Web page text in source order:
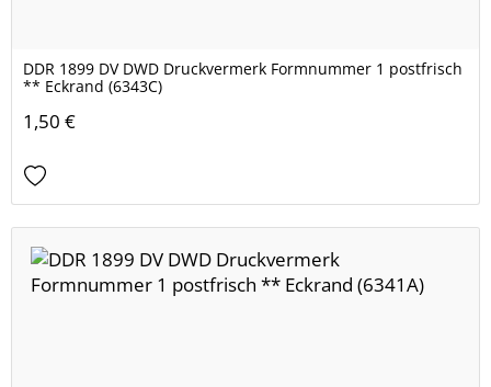
DDR 1899 DV DWD Druckvermerk Formnummer 1 postfrisch
** Eckrand (6343C)
1,50 €